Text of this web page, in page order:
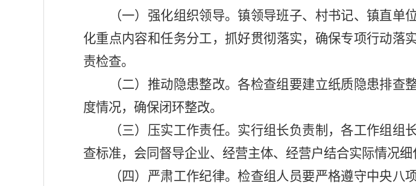
（一）强化组织领导。 镇领导班子、村书记、镇直单
化重点内容和任务分工，抓好贯彻落实，确保专项行动落
责检查。
（二）推动隐患整改。各检查组 要建立纸质隐患排查
度情况，确保闭环整改。
（三）压实工作责任。 实行组长负责制，各工作组组
查标准，会同督导企业、经营主体、经营户结合实际情况细
（四）严肃工作纪律。 检查组人员要严格遵守中央八